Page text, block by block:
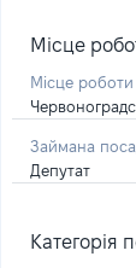
Місце
Місце
Займана
Депутат
Категорія